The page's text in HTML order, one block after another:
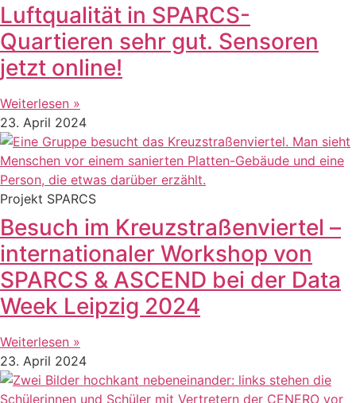
Luftqualität in SPARCS-
Quartieren sehr gut. Sensoren
jetzt online!
Weiterlesen »
23. April 2024
Projekt SPARCS
Besuch im Kreuzstraßenviertel –
internationaler Workshop von
SPARCS & ASCEND bei der Data
Week Leipzig 2024
Weiterlesen »
23. April 2024